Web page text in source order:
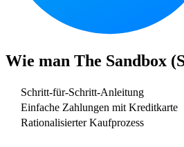
Wie man The Sandbox
Schritt-für-Schritt-Anleitung
Einfache Zahlungen mit Kreditkarte
Rationalisierter Kaufprozess